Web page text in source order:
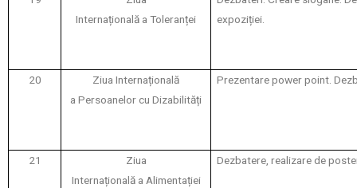
Internațională a Toleranței
expoziției.
20
Ziua Internațională
a Persoanelor cu Dizabilități
Prezentare power point.
21
Ziua
Internațională a Alimentației
Dezbatere, realizare de